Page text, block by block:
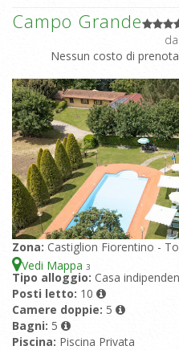
Campo Grande
da
Nessun costo di
Zona: Castiglion Fiorentino -
Vedi Mappa 3
Tipo alloggio: Casa
Posti letto: 10
Camere doppie: 5
Bagni: 5
Piscina: Piscina Privata